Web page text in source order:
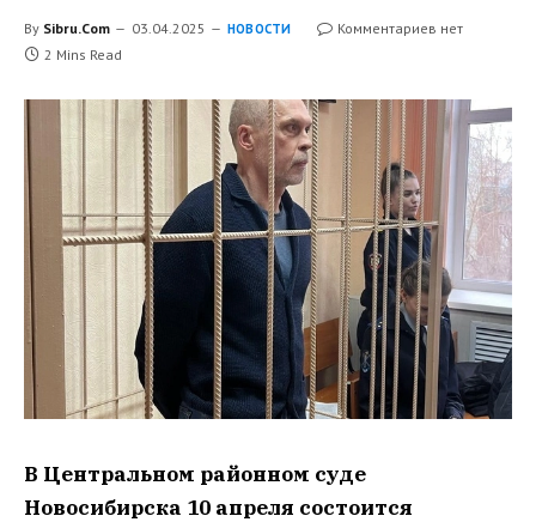
By Sibru.Com 03.04.2025 НОВОСТИ
Комментариев нет
2 Mins Read
В Центральном районном суде
Новосибирска 10 апреля состоится